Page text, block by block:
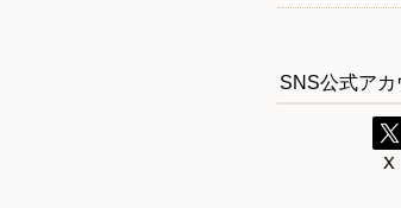
SNS公式アカ